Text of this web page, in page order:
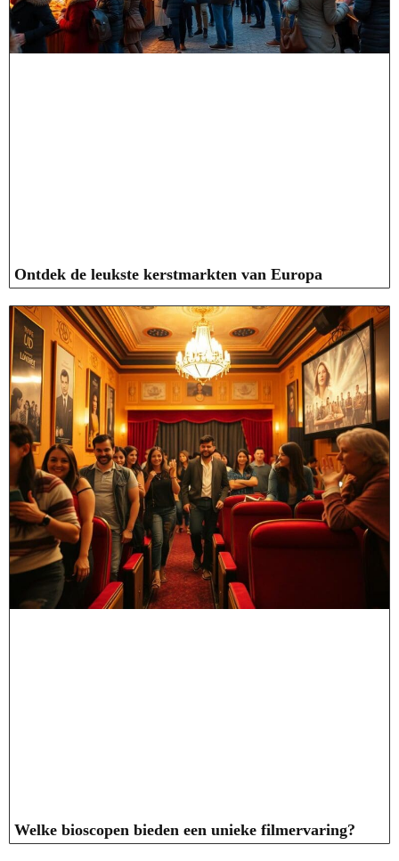
Ontdek de leukste kerstmarkten van Europa
Welke bioscopen bieden een unieke filmervaring?